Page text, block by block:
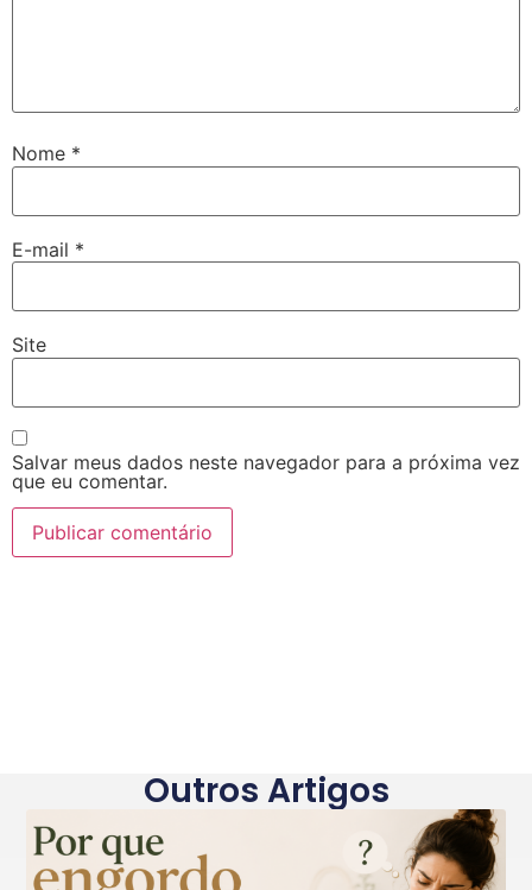
Nome *
E-mail *
Site
Salvar meus dados neste navegador para a próxima vez
que eu comentar.
Outros Artigos